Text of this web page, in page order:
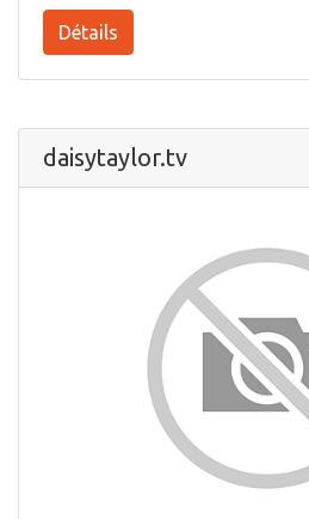
Détails
daisytaylor.tv